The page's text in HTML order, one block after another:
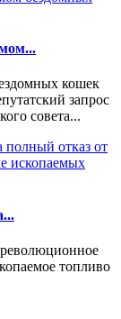
кошек
запрос
совета...
топливо